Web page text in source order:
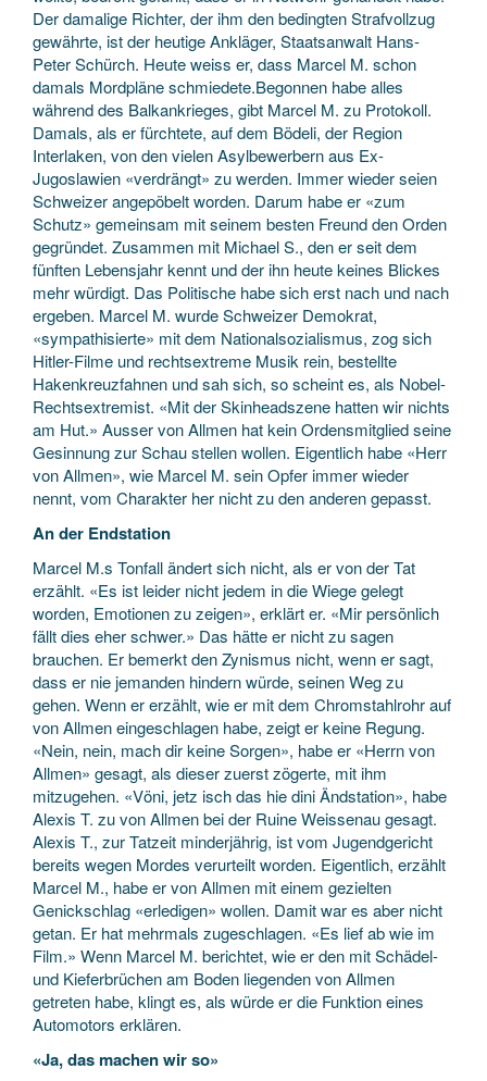
Der damalige Richter, der ihm den bedingten Strafvollzug
gewährte, ist der heutige Ankläger, Staatsanwalt Hans-
Peter Schürch. Heute weiss er, dass Marcel M. schon
damals Mordpläne schmiedete.Begonnen habe alles
während des Balkankrieges, gibt Marcel M. zu Protokoll.
Damals, als er fürchtete, auf dem Bödeli, der Region
Interlaken, von den vielen Asylbewerbern aus Ex-
Jugoslawien «verdrängt» zu werden. Immer wieder seien
Schweizer angepöbelt worden. Darum habe er «zum
Schutz» gemeinsam mit seinem besten Freund den Orden
gegründet. Zusammen mit Michael S., den er seit dem
fünften Lebensjahr kennt und der ihn heute keines Blickes
mehr würdigt. Das Politische habe sich erst nach und nach
ergeben. Marcel M. wurde Schweizer Demokrat,
«sympathisierte» mit dem Nationalsozialismus, zog sich
Hitler-Filme und rechtsextreme Musik rein, bestellte
Hakenkreuzfahnen und sah sich, so scheint es, als Nobel-
Rechtsextremist. «Mit der Skinheadszene hatten wir nichts
am Hut.» Ausser von Allmen hat kein Ordensmitglied seine
Gesinnung zur Schau stellen wollen. Eigentlich habe «Herr
von Allmen», wie Marcel M. sein Opfer immer wieder
nennt, vom Charakter her nicht zu den anderen gepasst.
An der Endstation
Marcel M.s Tonfall ändert sich nicht, als er von der Tat
erzählt. «Es ist leider nicht jedem in die Wiege gelegt
worden, Emotionen zu zeigen», erklärt er. «Mir persönlich
fällt dies eher schwer.» Das hätte er nicht zu sagen
brauchen. Er bemerkt den Zynismus nicht, wenn er sagt,
dass er nie jemanden hindern würde, seinen Weg zu
gehen. Wenn er erzählt, wie er mit dem Chromstahlrohr auf
von Allmen eingeschlagen habe, zeigt er keine Regung.
«Nein, nein, mach dir keine Sorgen», habe er «Herrn von
Allmen» gesagt, als dieser zuerst zögerte, mit ihm
mitzugehen. «Vöni, jetz isch das hie dini Ändstation», habe
Alexis T. zu von Allmen bei der Ruine Weissenau gesagt.
Alexis T., zur Tatzeit minderjährig, ist vom Jugendgericht
bereits wegen Mordes verurteilt worden. Eigentlich, erzählt
Marcel M., habe er von Allmen mit einem gezielten
Genickschlag «erledigen» wollen. Damit war es aber nicht
getan. Er hat mehrmals zugeschlagen. «Es lief ab wie im
Film.» Wenn Marcel M. berichtet, wie er den mit Schädel-
und Kieferbrüchen am Boden liegenden von Allmen
getreten habe, klingt es, als würde er die Funktion eines
Automotors erklären.
«Ja, das machen wir so»